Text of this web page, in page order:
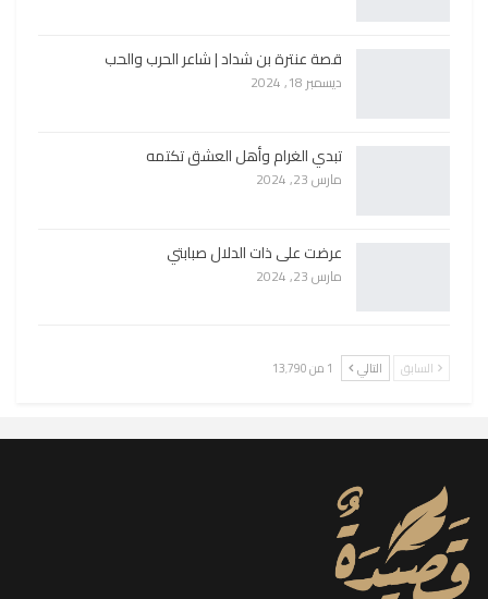
قصة عنترة بن شداد | شاعر الحرب والحب
ديسمبر 18, 2024
تبدي الغرام وأهل العشق تكتمه
مارس 23, 2024
عرضت على ذات الدلال صبابتي
مارس 23, 2024
السابق التالي 1 من 13٬790